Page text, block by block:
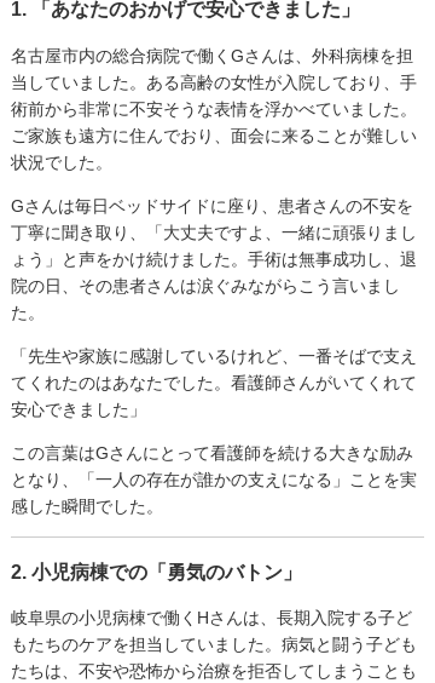
1. 「あなたのおかげで安心できました」
名古屋市内の総合病院で働くGさんは、外科病棟を担
当していました。ある高齢の女性が入院しており、手
術前から非常に不安そうな表情を浮かべていました。
ご家族も遠方に住んでおり、面会に来ることが難しい
状況でした。
Gさんは毎日ベッドサイドに座り、患者さんの不安を
丁寧に聞き取り、「大丈夫ですよ、一緒に頑張りまし
ょう」と声をかけ続けました。手術は無事成功し、退
院の日、その患者さんは涙ぐみながらこう言いまし
た。
「先生や家族に感謝しているけれど、一番そばで支え
てくれたのはあなたでした。看護師さんがいてくれて
安心できました」
この言葉はGさんにとって看護師を続ける大きな励み
となり、「一人の存在が誰かの支えになる」ことを実
感した瞬間でした。
2. 小児病棟での「勇気のバトン」
岐阜県の小児病棟で働くHさんは、長期入院する子ど
もたちのケアを担当していました。病気と闘う子ども
たちは、不安や恐怖から治療を拒否してしまうことも